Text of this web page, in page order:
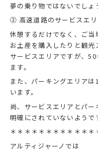
夢の乗り物ではないでし
② 高速道路のサービスエ
休憩するだけでなく、ご当
お土産を購入したりと観光
サービスエリアですが、
ます。
また、パーキングエリア
います。
尚、サービスエリアとパ
明確にされていないよう
＊＊＊＊＊＊＊＊＊＊＊
アルティジャーノでは